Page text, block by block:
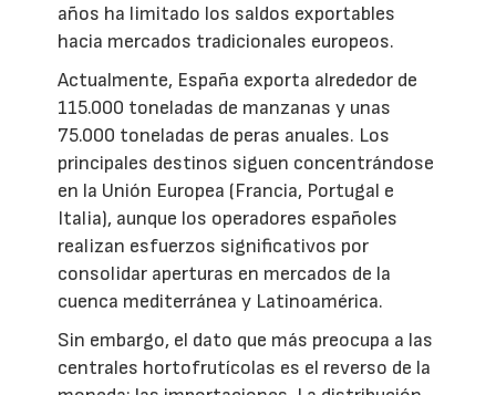
años ha limitado los saldos exportables
hacia mercados tradicionales europeos.
Actualmente, España exporta alrededor de
115.000 toneladas de manzanas y unas
75.000 toneladas de peras anuales. Los
principales destinos siguen concentrándose
en la Unión Europea (Francia, Portugal e
Italia), aunque los operadores españoles
realizan esfuerzos significativos por
consolidar aperturas en mercados de la
cuenca mediterránea y Latinoamérica.
Sin embargo, el dato que más preocupa a las
centrales hortofrutícolas es el reverso de la